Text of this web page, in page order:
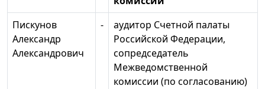
Пискунов
Александр
Александрович
-
аудитор Счетной палаты
Российской Федерации,
сопредседатель
Межведомственной
комиссии (по согласованию)